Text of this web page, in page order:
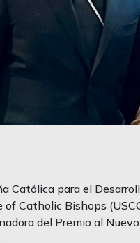
Católica para el
of Catholic Bishops
del Premio al